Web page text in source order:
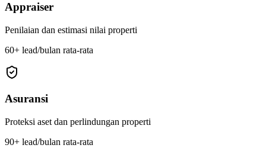
Appraiser
Penilaian dan estimasi nilai properti
60+ lead/bulan rata-rata
Asuransi
Proteksi aset dan perlindungan properti
90+ lead/bulan rata-rata